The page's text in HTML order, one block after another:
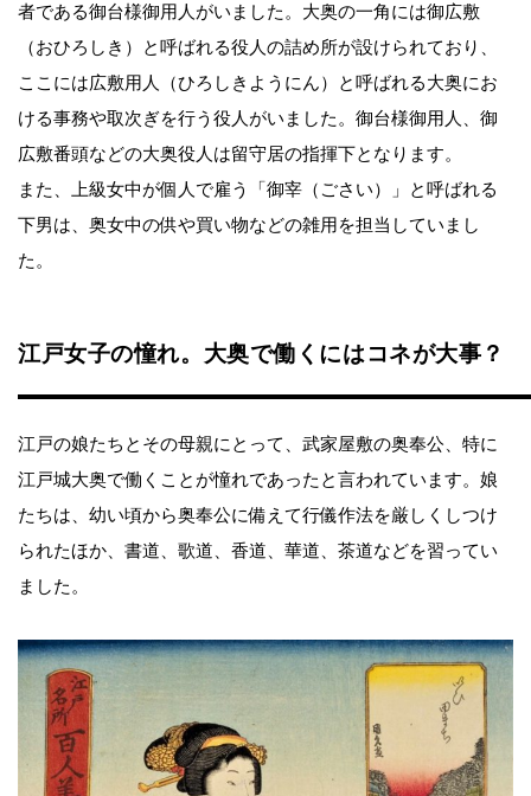
者である御台様御用人がいました。大奥の一角には御広敷
（おひろしき）と呼ばれる役人の詰め所が設けられており、
ここには広敷用人（ひろしきようにん）と呼ばれる大奥にお
ける事務や取次ぎを行う役人がいました。御台様御用人、御
広敷番頭などの大奥役人は留守居の指揮下となります。
また、上級女中が個人で雇う「御宰（ごさい）」と呼ばれる
下男は、奥女中の供や買い物などの雑用を担当していまし
た。
江戸女子の憧れ。大奥で働くにはコネが大事？
江戸の娘たちとその母親にとって、武家屋敷の奥奉公、特に
江戸城大奥で働くことが憧れであったと言われています。娘
たちは、幼い頃から奥奉公に備えて行儀作法を厳しくしつけ
られたほか、書道、歌道、香道、華道、茶道などを習ってい
ました。